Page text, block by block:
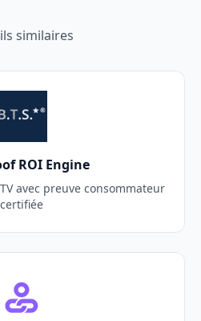
similaires
ROI Engine
avec preuve consommateur
certifiée